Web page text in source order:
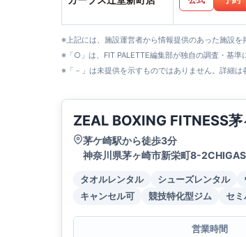
※上記には、施設運営者から情報提供のあった施設を
※「○」は、FIT PALETTE編集部が独自の調査・基準
※「－」は未提供を示すものではありません。詳細は
ZEAL BOXING FITNESS
茅ケ崎駅から徒歩3分
神奈川県茅ヶ崎市新栄町8-
タオルレンタル シューズレンタル
キャンセル可
競技特化型ジム セ
営業時間